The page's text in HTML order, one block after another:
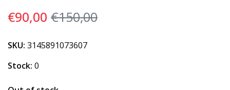
€90,00 €150,00
SKU: 3145891073607
Stock: 0